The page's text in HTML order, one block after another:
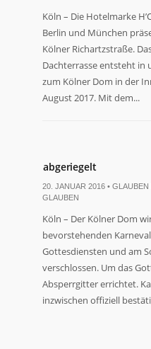
Köln – Die Hotelmarke
Berlin und München
Kölner Richartzstraße.
Dachterrasse entsteht in
zum Kölner Dom in der
August 2017. Mit dem...
abgeriegelt
20. JANUAR 2016 • GLAUBEN
GLAUBEN
Köln – Der Kölner Dom
bevorstehenden
Gottesdiensten und am
verschlossen. Um das
Absperrgitter errichtet.
inzwischen offiziell